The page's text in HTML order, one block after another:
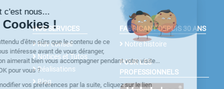
NOS SERVICES
Rdv conseil
Notices et Tutos
Réalisations
Blog
FABRICANT DEPUIS 30 ANS
Notre histoire
POUR LES
PROFESSIONNELS